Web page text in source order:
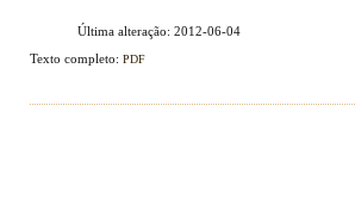
Última alteração: 2012-06-04
Texto completo: PDF